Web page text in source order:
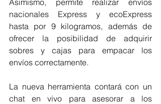
nacionales Express y ecoExpress
hasta por 9 kilogramos, además de
ofrecer la posibilidad de adquirir
sobres y cajas para empacar los
envíos correctamente.
La nueva herramienta contará con un
chat en vivo para asesorar a los